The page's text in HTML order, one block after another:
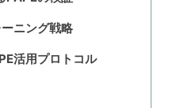
ニング戦略
活用プロトコル